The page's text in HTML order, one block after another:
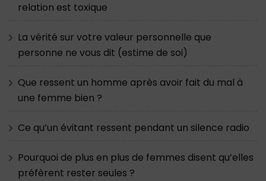
relation est toxique
La vérité sur votre valeur personnelle que
personne ne vous dit (estime de soi)
Que ressent un homme après avoir fait du mal à
une femme bien ?
Ce qu’un évitant ressent pendant un silence radio
Pourquoi de plus en plus de femmes disent qu’elles
préfèrent rester seules ?